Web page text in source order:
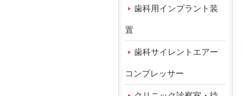
歯科用インプラント装
置
歯科サイレントエアー
コンプレッサー